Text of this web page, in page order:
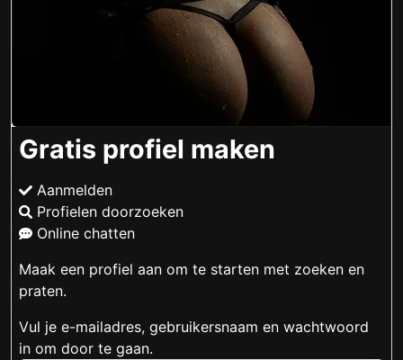
Gratis profiel maken
Aanmelden
Profielen doorzoeken
Online chatten
Maak een profiel aan om te starten met zoeken en
praten.
Vul je e-mailadres, gebruikersnaam en wachtwoord
in om door te gaan.